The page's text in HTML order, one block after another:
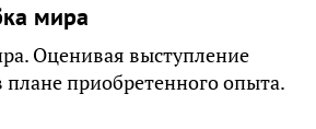
мира
Оценивая выступление
приобретенного опыта.